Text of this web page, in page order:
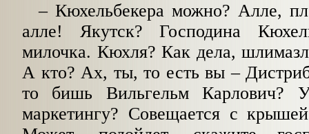
–Кюхельбекера можно? Алле,
алле! Якутск? Господина
милочка. Кюхля? Как дела,
А кто? Ах, ты, то есть вы–
то бишь Вильгельм Карлович?
маркетингу? Совещается с